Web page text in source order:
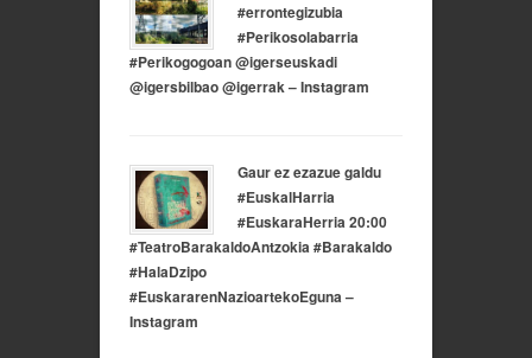
#errontegizubia
#Perikosolabarria
#Perikogogoan @igerseuskadi
@igersbilbao @igerrak – Instagram
Gaur ez ezazue galdu
#EuskalHarria
#EuskaraHerria 20:00
#TeatroBarakaldoAntzokia #Barakaldo
#HalaDzipo
#EuskararenNazioartekoEguna –
Instagram